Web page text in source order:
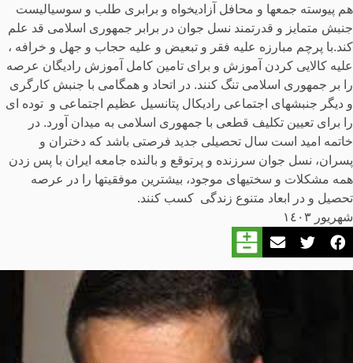
هم پیوسته جمعها و محافل آزادیخواه و برابری طلب و سوسیالیست
جنبش متمایز و قدرتمند نسل جوان در برابر جمهوری اسلامی قد علم
کند.با پرچم مبارزه علیه فقر و تبعیض و علیه حجاب و جهل و خرافه ،
علیه کالایی کردن آموزش و برای تامین کامل آموزش رادیگان عرصه
را بر جمهوری اسلامی تنگ کنند. در اتحاد و همگامی با جنبش کارگری
و دیگر جنبشهای اجتماعی رادیکال پتانسیل عظیم اجتماعی و توده ای
را برای تعیین تکلیف قطعی با جمهوری اسلامی به میدان آورد. در
خاتمه امید است سال تحصیلی جدید فرصتی باشد که دختران و
پسران، نسل جوان سرزنده و پرتوقع و بالنده جامعه ایران با پس زدن
همه مشکلات و سختیهای موجود، بیشترین موفقیتها را در عرصه
تحصیل و در ابعاد متنوع زندگی کسب کنند.
شهریور ١٤٠٣